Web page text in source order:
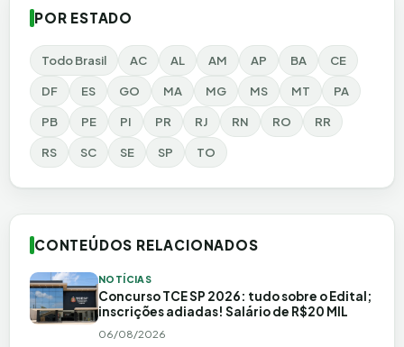
POR ESTADO
Todo Brasil AC AL AM AP BA CE
DF ES GO MA MG MS MT PA
PB PE PI PR RJ RN RO RR
RS SC SE SP TO
CONTEÚDOS RELACIONADOS
NOTÍCIAS
Concurso TCE SP 2026: tudo sobre o Edital;
inscrições adiadas! Salário de R$20 MIL
06/08/2026